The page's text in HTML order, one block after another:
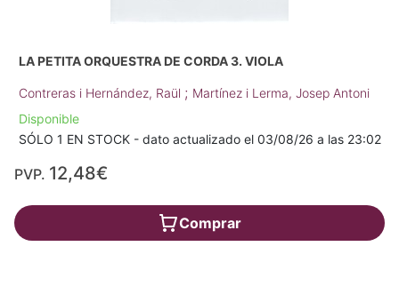
LA PETITA ORQUESTRA DE CORDA 3. VIOLA
Contreras i Hernández, Raül ; Martínez i Lerma, Josep Antoni
Disponible
SÓLO 1 EN STOCK - dato actualizado el 03/08/26 a las 23:02
PVP. 12,48€
Comprar